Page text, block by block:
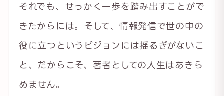
それでも、せっかく一歩を踏み出すことがで
きたからには。そして、情報発信で世の中の
役に立つというビジョンには揺るぎがないこ
と、だからこそ、著者としての人生はあきら
めません。